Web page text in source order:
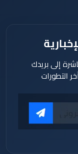
إلى بريدك
التطورات